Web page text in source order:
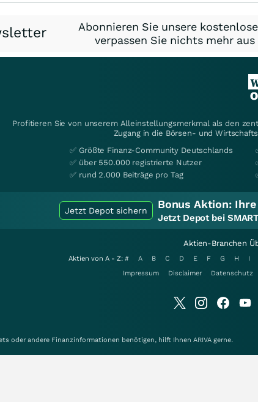
Abonnieren Sie unsere
verpassen Sie nichts mehr
Profitieren Sie von unserem Alleinstellungsmerkmal als den
Zugang in die Börsen- und
✅ Größte Finanz-Community Deutschlands
✅ über 550.000 registrierte Nutzer
✅ rund 2.000 Beiträge pro Tag
Jetzt Depot sichern Bonus Aktion:
Jetzt Depot bei
Aktien-Branchen
Aktien von A - Z: # A B C D E F G H I
Impressum
Disclaimer Datenschutz
oder andere Finanzinformationen benötigen, hilft Ihnen ARIVA gerne.